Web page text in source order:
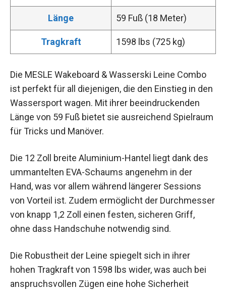
Länge 59 Fuß (18 Meter)
Tragkraft 1598 lbs (725 kg)
Die MESLE Wakeboard & Wasserski Leine Combo
ist perfekt für all diejenigen, die den Einstieg in den
Wassersport wagen. Mit ihrer beeindruckenden
Länge von 59 Fuß bietet sie ausreichend Spielraum
für Tricks und Manöver.
Die 12 Zoll breite Aluminium-Hantel liegt dank des
ummantelten EVA-Schaums angenehm in der
Hand, was vor allem während längerer Sessions
von Vorteil ist. Zudem ermöglicht der Durchmesser
von knapp 1,2 Zoll einen festen, sicheren Griff,
ohne dass Handschuhe notwendig sind.
Die Robustheit der Leine spiegelt sich in ihrer
hohen Tragkraft von 1598 lbs wider, was auch bei
anspruchsvollen Zügen eine hohe Sicherheit